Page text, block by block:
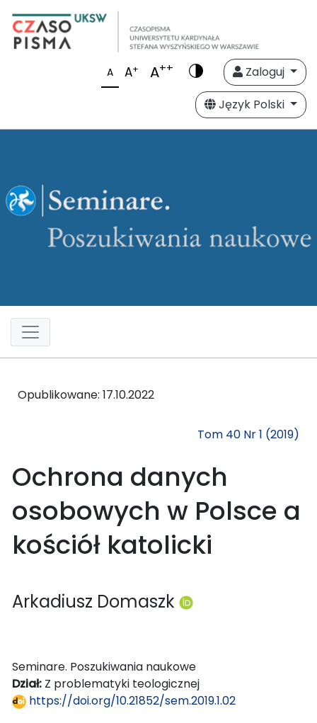
A A+ A++
Zaloguj
Język Polski
Opublikowane: 17.10.2022
Tom 40 Nr 1 (2019)
Ochrona danych
osobowych w Polsce a
kościół katolicki
Arkadiusz Domaszk
Seminare. Poszukiwania naukowe
Dział: Z problematyki teologicznej
https://doi.org/10.21852/sem.2019.1.02